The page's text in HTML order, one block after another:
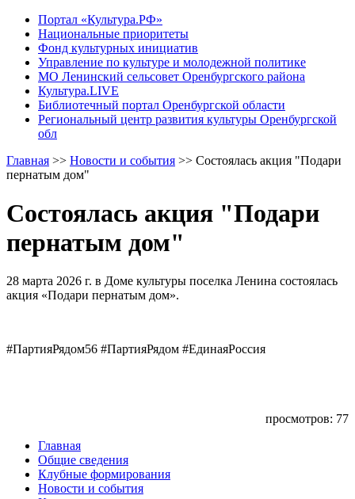
Портал «Культура.РФ»
Национальные приоритеты
Фонд культурных инициатив
Управление по культуре и молодежной политике
МО Ленинский сельсовет Оренбургского района
Культура.LIVE
Библиотечный портал Оренбургской области
Региональный центр развития культуры Оренбургской
обл
Главная >> Новости и события >> Состоялась акция "Подари
пернатым дом"
Состоялась акция "Подари
пернатым дом"
28 марта 2026 г. в Доме культуры поселка Ленина состоялась
акция «Подари пернатым дом».
#ПартияРядом56 #ПартияРядом #ЕдинаяРоссия
просмотров: 77
Главная
Общие сведения
Клубные формирования
Новости и события